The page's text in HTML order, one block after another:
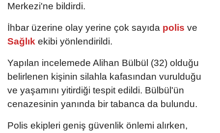
Merkezi'ne bildirdi.
İhbar üzerine olay yerine çok sayıda polis ve
Sağlık ekibi yönlendirildi.
Yapılan incelemede Alihan Bülbül (32) olduğu
belirlenen kişinin silahla kafasından vurulduğu
ve yaşamını yitirdiği tespit edildi. Bülbül'ün
cenazesinin yanında bir tabanca da bulundu.
Polis ekipleri geniş güvenlik önlemi alırken,